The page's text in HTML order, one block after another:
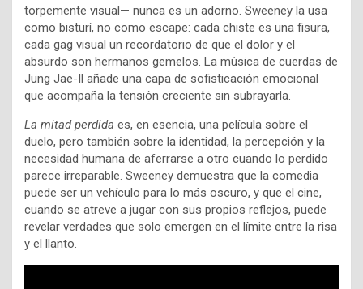
torpemente visual— nunca es un adorno. Sweeney la usa
como bisturí, no como escape: cada chiste es una fisura,
cada gag visual un recordatorio de que el dolor y el
absurdo son hermanos gemelos. La música de cuerdas de
Jung Jae-Il añade una capa de sofisticación emocional
que acompaña la tensión creciente sin subrayarla.
La mitad perdida es, en esencia, una película sobre el
duelo, pero también sobre la identidad, la percepción y la
necesidad humana de aferrarse a otro cuando lo perdido
parece irreparable. Sweeney demuestra que la comedia
puede ser un vehículo para lo más oscuro, y que el cine,
cuando se atreve a jugar con sus propios reflejos, puede
revelar verdades que solo emergen en el límite entre la risa
y el llanto.